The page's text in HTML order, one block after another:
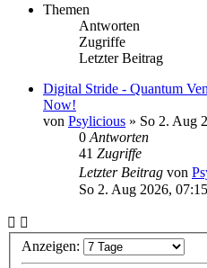
Themen
Antworten
Zugriffe
Letzter Beitrag
Digital Stride - Quantum
Now!
von Psylicious » So 2. Aug
0 Antworten
41 Zugriffe
Letzter Beitrag von
So 2. Aug 2026, 07:15
Anzeigen: